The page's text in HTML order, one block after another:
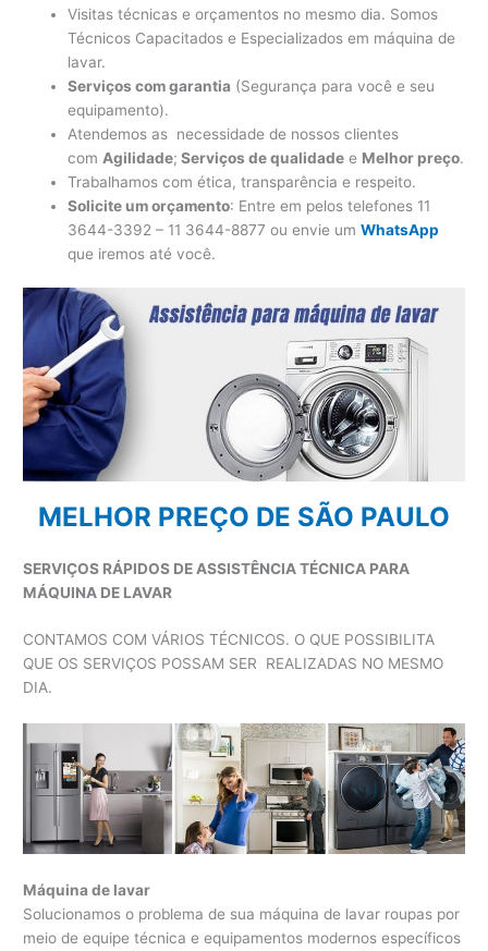
Visitas técnicas e orçamentos no mesmo dia. Somos
Técnicos Capacitados e Especializados em máquina de
lavar.
Serviços com garantia (Segurança para você e seu
equipamento).
Atendemos as necessidade de nossos clientes
com Agilidade; Serviços de qualidade e Melhor preço.
Trabalhamos com ética, transparência e respeito.
Solicite um orçamento: Entre em pelos telefones 11
3644-3392 – 11 3644-8877 ou envie umWhatsApp
que iremos até você.
MELHOR PREÇO DE SÃO PAULO
SERVIÇOS RÁPIDOS DE ASSISTÊNCIA TÉCNICA PARA
MÁQUINA DE LAVAR
CONTAMOS COM VÁRIOS TÉCNICOS. O QUE POSSIBILITA
QUE OS SERVIÇOS POSSAM SER REALIZADAS NO MESMO
DIA.
Máquina de lavar
Solucionamos o problema de sua máquina de lavar roupas por
meio de equipe técnica e equipamentos modernos específicos